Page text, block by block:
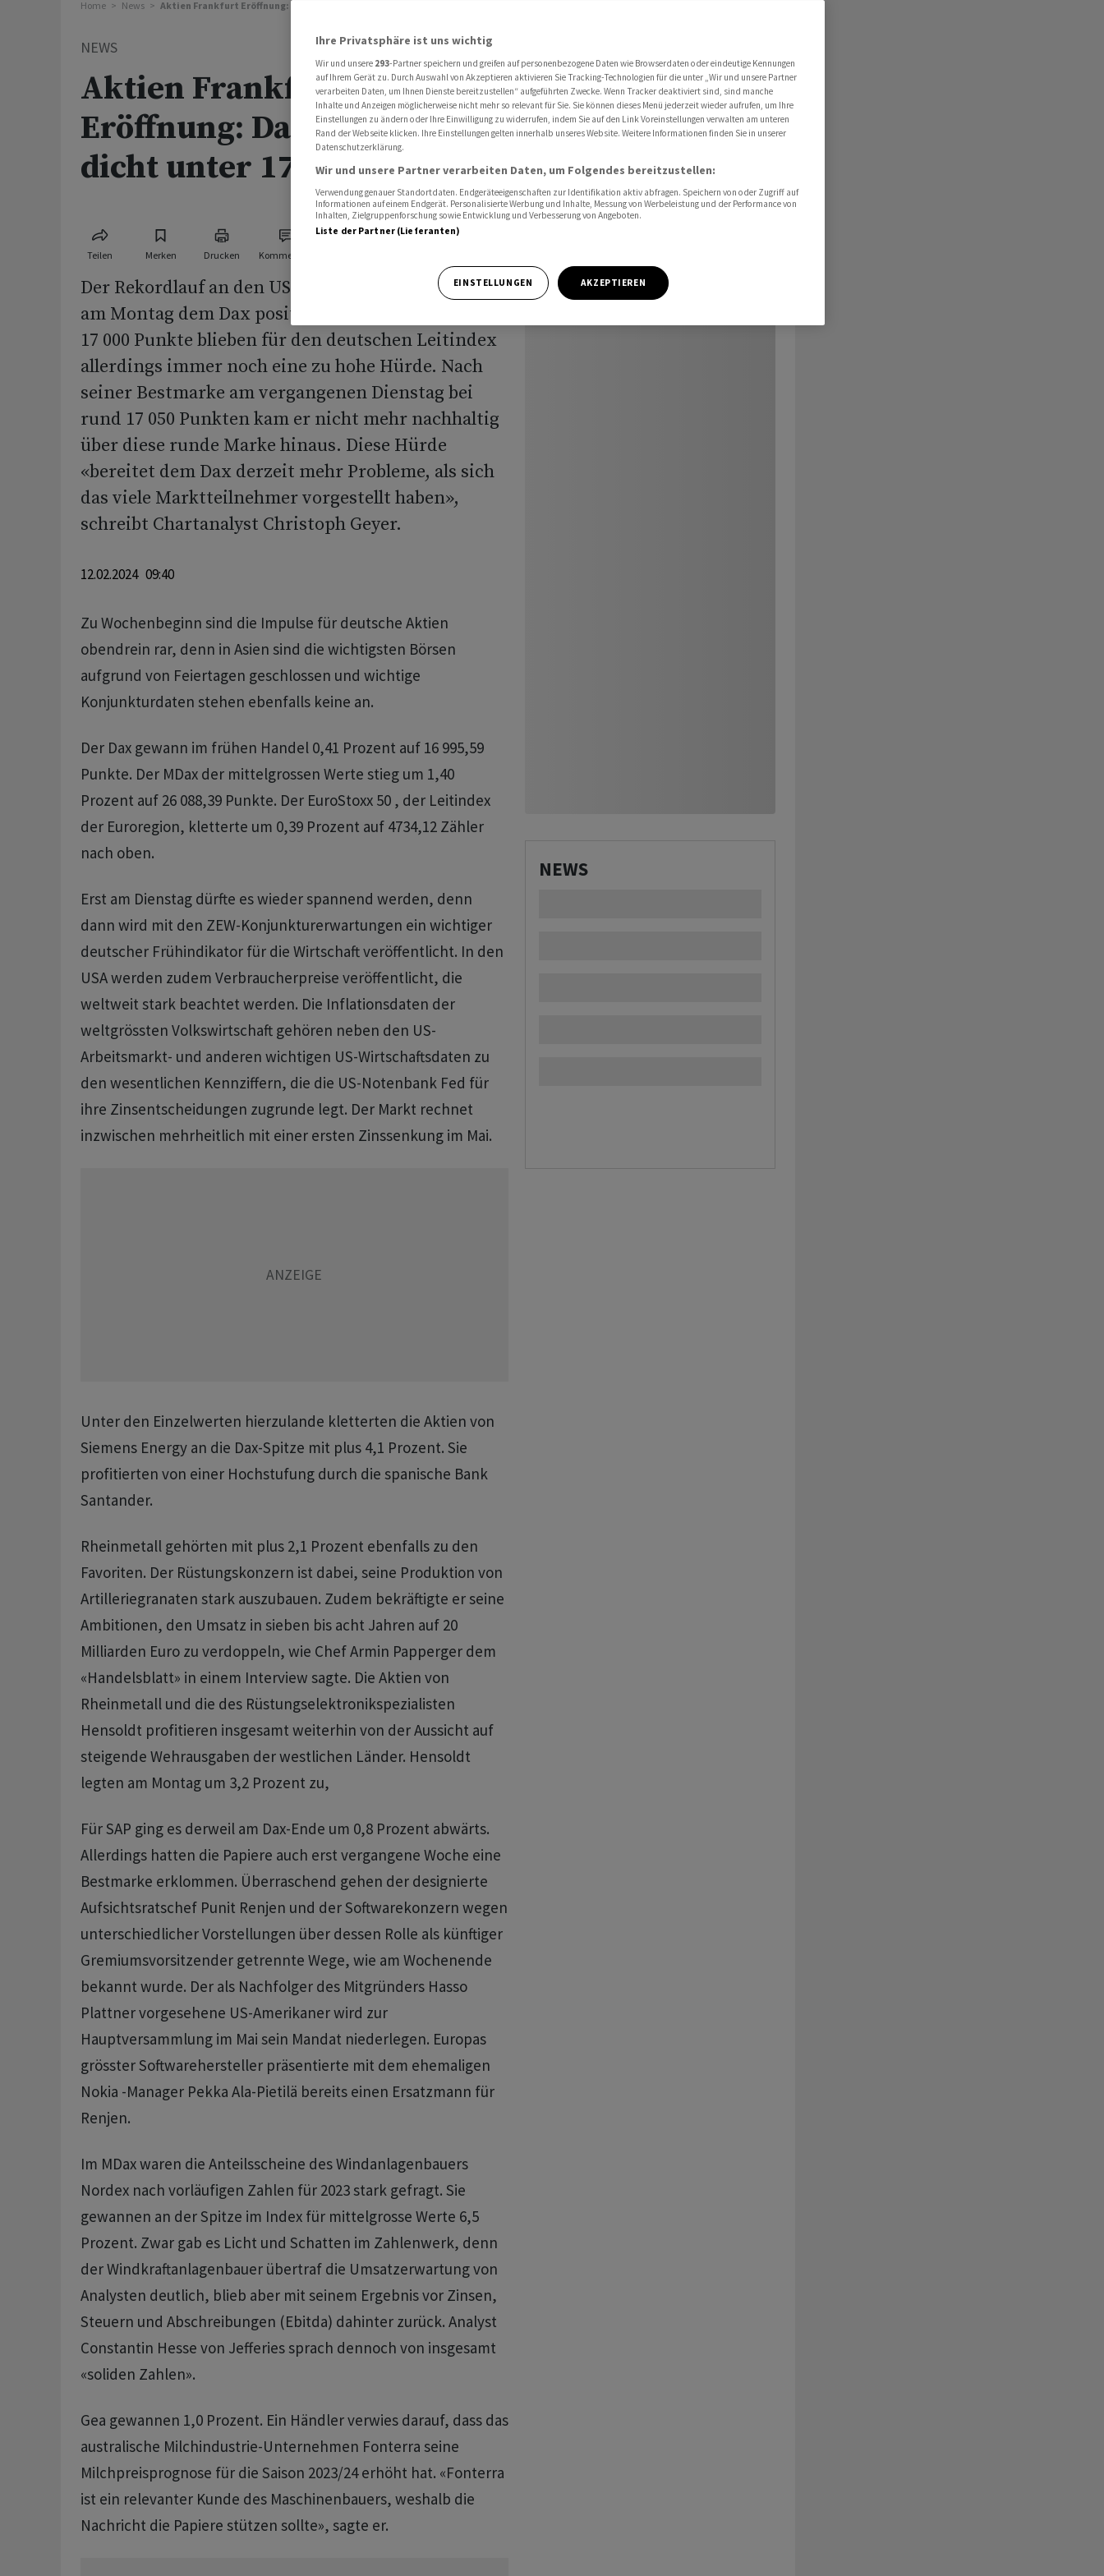
Home News Aktien Frankfurt Eröffnung: Dax klettert dicht unter 17000 Punkte
NEWS
Aktien Frankfurt
Eröffnung: Dax klettert
dicht unter 17000 Punkte
Teilen Merken Drucken Kommentare
Der Rekordlauf an den US-Börsen vom Freitag hat
am Montag dem Dax positive Impulse beschert. Die
17 000 Punkte blieben für den deutschen Leitindex
allerdings immer noch eine zu hohe Hürde. Nach
seiner Bestmarke am vergangenen Dienstag bei
rund 17 050 Punkten kam er nicht mehr nachhaltig
über diese runde Marke hinaus. Diese Hürde
«bereitet dem Dax derzeit mehr Probleme, als sich
das viele Marktteilnehmer vorgestellt haben»,
schreibt Chartanalyst Christoph Geyer.
12.02.2024 09:40
Zu Wochenbeginn sind die Impulse für deutsche Aktien
obendrein rar, denn in Asien sind die wichtigsten Börsen
aufgrund von Feiertagen geschlossen und wichtige
Konjunkturdaten stehen ebenfalls keine an.
Der Dax gewann im frühen Handel 0,41 Prozent auf 16 995,59
Punkte. Der MDax der mittelgrossen Werte stieg um 1,40
Prozent auf 26 088,39 Punkte. Der EuroStoxx 50 , der Leitindex
der Euroregion, kletterte um 0,39 Prozent auf 4734,12 Zähler
nach oben.
Erst am Dienstag dürfte es wieder spannend werden, denn
dann wird mit den ZEW-Konjunkturerwartungen ein wichtiger
deutscher Frühindikator für die Wirtschaft veröffentlicht. In den
USA werden zudem Verbraucherpreise veröffentlicht, die
weltweit stark beachtet werden. Die Inflationsdaten der
weltgrössten Volkswirtschaft gehören neben den US-
Arbeitsmarkt- und anderen wichtigen US-Wirtschaftsdaten zu
den wesentlichen Kennziffern, die die US-Notenbank Fed für
ihre Zinsentscheidungen zugrunde legt. Der Markt rechnet
inzwischen mehrheitlich mit einer ersten Zinssenkung im Mai.
Unter den Einzelwerten hierzulande kletterten die Aktien von
Siemens Energy an die Dax-Spitze mit plus 4,1 Prozent. Sie
profitierten von einer Hochstufung durch die spanische Bank
Santander.
Rheinmetall gehörten mit plus 2,1 Prozent ebenfalls zu den
Favoriten. Der Rüstungskonzern ist dabei, seine Produktion von
Artilleriegranaten stark auszubauen. Zudem bekräftigte er seine
Ambitionen, den Umsatz in sieben bis acht Jahren auf 20
Milliarden Euro zu verdoppeln, wie Chef Armin Papperger dem
«Handelsblatt» in einem Interview sagte. Die Aktien von
Rheinmetall und die des Rüstungselektronikspezialisten
Hensoldt profitieren insgesamt weiterhin von der Aussicht auf
steigende Wehrausgaben der westlichen Länder. Hensoldt
legten am Montag um 3,2 Prozent zu,
Für SAP ging es derweil am Dax-Ende um 0,8 Prozent abwärts.
Allerdings hatten die Papiere auch erst vergangene Woche eine
Bestmarke erklommen. Überraschend gehen der designierte
Aufsichtsratschef Punit Renjen und der Softwarekonzern wegen
unterschiedlicher Vorstellungen über dessen Rolle als künftiger
Gremiumsvorsitzender getrennte Wege, wie am Wochenende
bekannt wurde. Der als Nachfolger des Mitgründers Hasso
Plattner vorgesehene US-Amerikaner wird zur
Hauptversammlung im Mai sein Mandat niederlegen. Europas
grösster Softwarehersteller präsentierte mit dem ehemaligen
Nokia -Manager Pekka Ala-Pietilä bereits einen Ersatzmann für
Renjen.
Im MDax waren die Anteilsscheine des Windanlagenbauers
Nordex nach vorläufigen Zahlen für 2023 stark gefragt. Sie
gewannen an der Spitze im Index für mittelgrosse Werte 6,5
Prozent. Zwar gab es Licht und Schatten im Zahlenwerk, denn
der Windkraftanlagenbauer übertraf die Umsatzerwartung von
Analysten deutlich, blieb aber mit seinem Ergebnis vor Zinsen,
Steuern und Abschreibungen (Ebitda) dahinter zurück. Analyst
Constantin Hesse von Jefferies sprach dennoch von insgesamt
«soliden Zahlen».
Gea gewannen 1,0 Prozent. Ein Händler verwies darauf, dass das
australische Milchindustrie-Unternehmen Fonterra seine
Milchpreisprognose für die Saison 2023/24 erhöht hat. «Fonterra
ist ein relevanter Kunde des Maschinenbauers, weshalb die
Nachricht die Papiere stützen sollte», sagte er.
NEWS
Ihre Privatsphäre ist uns wichtig
Wir und unsere 293-Partner speichern und greifen auf personenbezogene Daten wie Browserdaten oder eindeutige Kennungen
auf Ihrem Gerät zu. Durch Auswahl von Akzeptieren aktivieren Sie Tracking-Technologien für die unter „Wir und unsere Partner
verarbeiten Daten, um Ihnen Dienste bereitzustellen“ aufgeführten Zwecke. Wenn Tracker deaktiviert sind, sind manche
Inhalte und Anzeigen möglicherweise nicht mehr so relevant für Sie. Sie können dieses Menü jederzeit wieder aufrufen, um Ihre
Einstellungen zu ändern oder Ihre Einwilligung zu widerrufen, indem Sie auf den Link Voreinstellungen verwalten am unteren
Rand der Webseite klicken. Ihre Einstellungen gelten innerhalb unseres Website. Weitere Informationen finden Sie in unserer
Datenschutzerklärung.
Wir und unsere Partner verarbeiten Daten, um Folgendes bereitzustellen:
Verwendung genauer Standortdaten. Endgeräteeigenschaften zur Identifikation aktiv abfragen. Speichern von oder Zugriff auf
Informationen auf einem Endgerät. Personalisierte Werbung und Inhalte, Messung von Werbeleistung und der Performance von
Inhalten, Zielgruppenforschung sowie Entwicklung und Verbesserung von Angeboten.
Liste der Partner (Lieferanten)
EINSTELLUNGEN AKZEPTIEREN